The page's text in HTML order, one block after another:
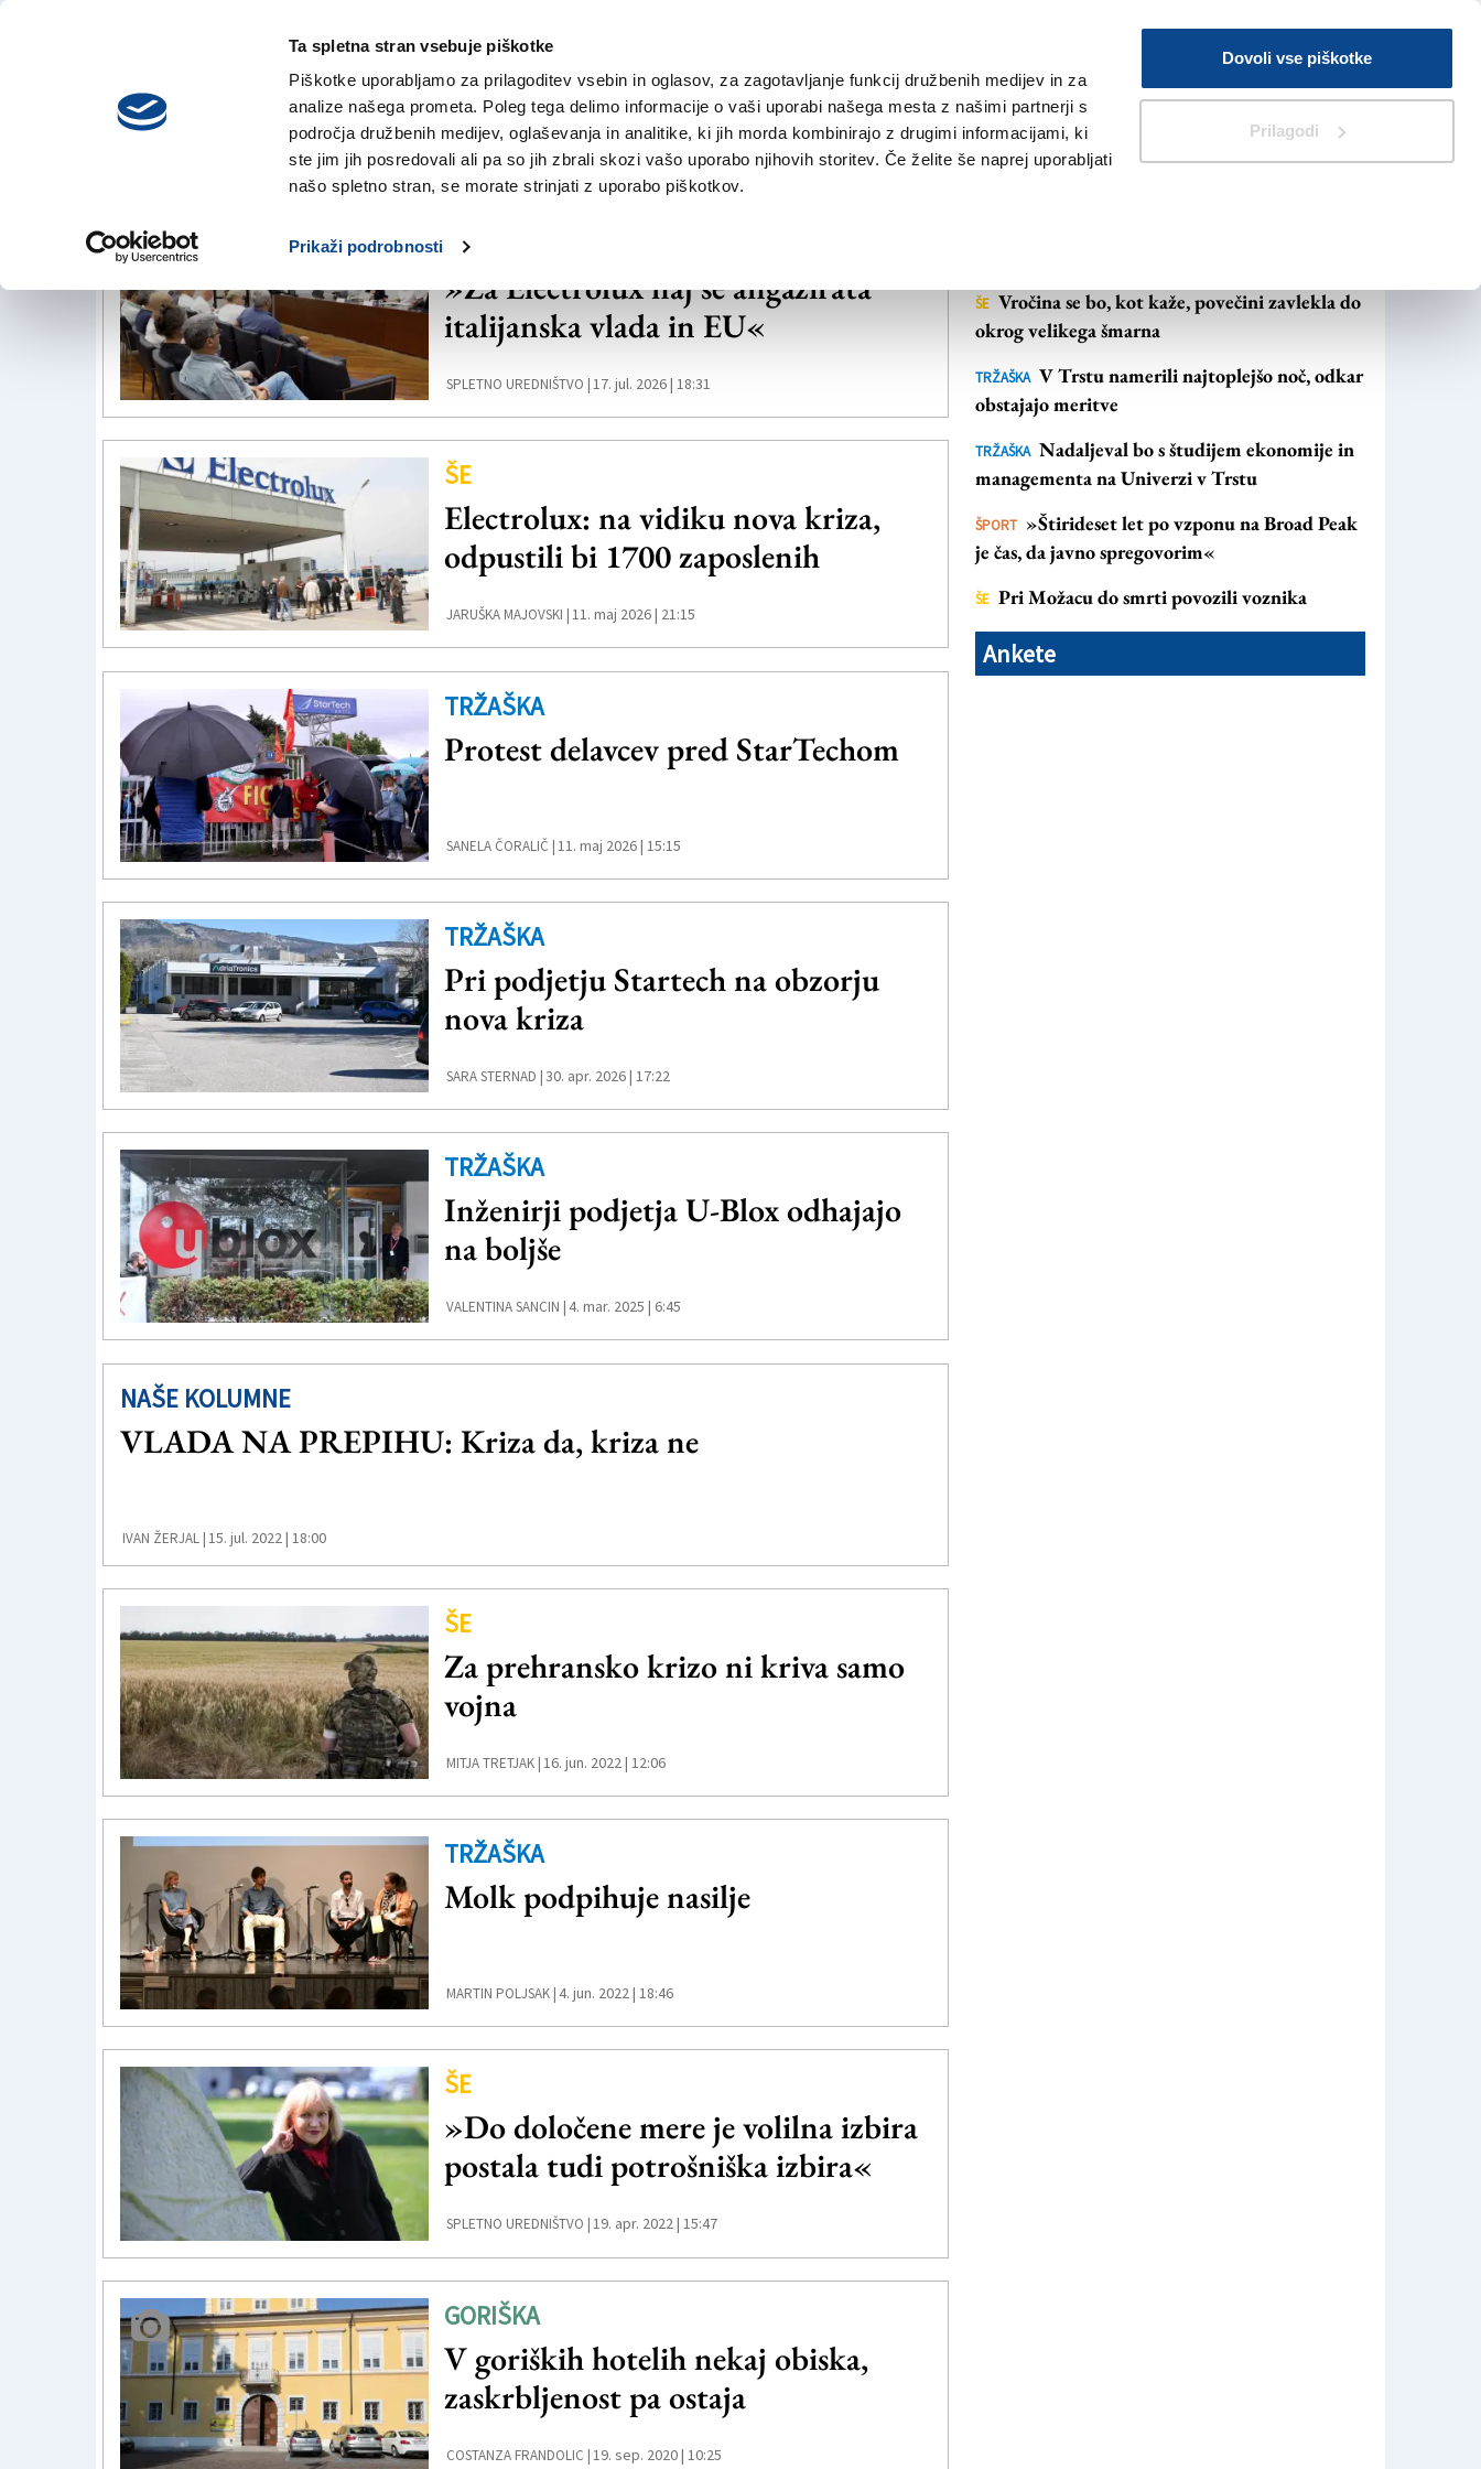
Ta spletna stran vsebuje piškotke
Piškotke uporabljamo za prilagoditev vsebin in oglasov, za zagotavljanje funkcij družbenih medijev in za
analize našega prometa. Poleg tega delimo informacije o vaši uporabi našega mesta z našimi partnerji s
področja družbenih medijev, oglaševanja in analitike, ki jih morda kombinirajo z drugimi informacijami, ki
ste jim jih posredovali ali pa so jih zbrali skozi vašo uporabo njihovih storitev. Če želite še naprej uporabljati
našo spletno stran, se morate strinjati z uporabo piškotkov.
Prikaži podrobnosti
Dovoli vse piškotke
Prilagodi
četrtek,
6. avgusta 2026
V Kioskih
Iskanje
NOVICE TRŽAŠKA GORIŠKA KULTURA ŠPORT ŠE
ŠE
»Za Electrolux naj se angažirata
italijanska vlada in EU«
SPLETNO UREDNIŠTVO | 17. jul. 2026 | 18:31
ŠE
Electrolux: na vidiku nova kriza,
odpustili bi 1700 zaposlenih
JARUŠKA MAJOVSKI | 11. maj 2026 | 21:15
TRŽAŠKA
Protest delavcev pred StarTechom
SANELA ČORALIČ | 11. maj 2026 | 15:15
TRŽAŠKA
Pri podjetju Startech na obzorju
nova kriza
SARA STERNAD | 30. apr. 2026 | 17:22
TRŽAŠKA
Inženirji podjetja U-Blox odhajajo
na boljše
VALENTINA SANCIN | 4. mar. 2025 | 6:45
NAŠE KOLUMNE
VLADA NA PREPIHU: Kriza da, kriza ne
IVAN ŽERJAL | 15. jul. 2022 | 18:00
ŠE
Za prehransko krizo ni kriva samo
vojna
MITJA TRETJAK | 16. jun. 2022 | 12:06
TRŽAŠKA
Molk podpihuje nasilje
MARTIN POLJSAK | 4. jun. 2022 | 18:46
ŠE
»Do določene mere je volilna izbira
postala tudi potrošniška izbira«
SPLETNO UREDNIŠTVO | 19. apr. 2022 | 15:47
GORIŠKA
V goriških hotelih nekaj obiska,
zaskrbljenost pa ostaja
COSTANZA FRANDOLIC | 19. sep. 2020 | 10:25
ŠE Vročina se bo, kot kaže, povečini zavlekla do
okrog velikega šmarna
TRŽAŠKA V Trstu namerili najtoplejšo noč, odkar
obstajajo meritve
TRŽAŠKA Nadaljeval bo s študijem ekonomije in
managementa na Univerzi v Trstu
ŠPORT »Štirideset let po vzponu na Broad Peak
je čas, da javno spregovorim«
ŠE Pri Možacu do smrti povozili voznika
Ankete